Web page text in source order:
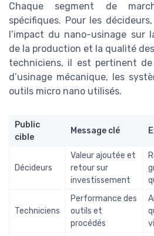
Chaque segment de
spécifiques. Pour les
l’impact du nano-usinage sur
de la production et la qualité
techniciens, il est pertinent
d’usinage mécanique, les
outils micro nano utilisés.
Public
cible
Message clé
Décideurs
Valeur ajoutée et
retour sur
investissement
Techniciens
Performance des
outils et
procédés